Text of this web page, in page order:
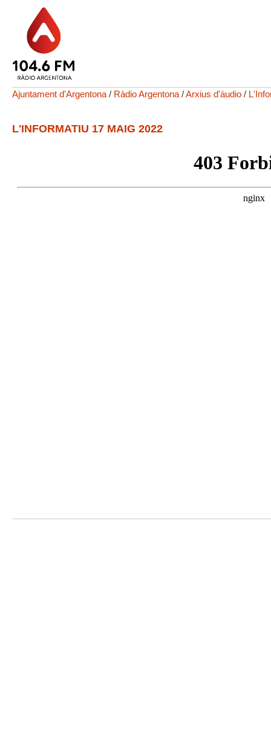
Ajuntament d'Argentona / Ràdio Argentona /Arxius d'àudio /
L'INFORMATIU 17 MAIG 2022